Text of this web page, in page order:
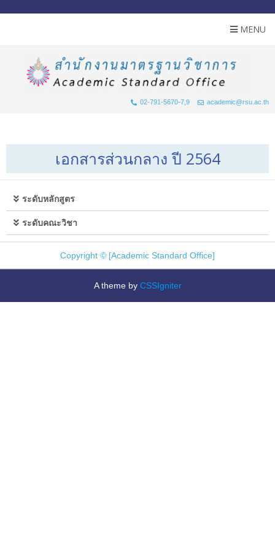
MENU
02-791-5670-7,9 academic@rsu.ac.th
เอกสารส่วนกลาง ปี 2564
ระดับหลักสูตร
ระดับคณะวิชา
Copyright © [Academic Standard Office]
A theme by CSSIgniter